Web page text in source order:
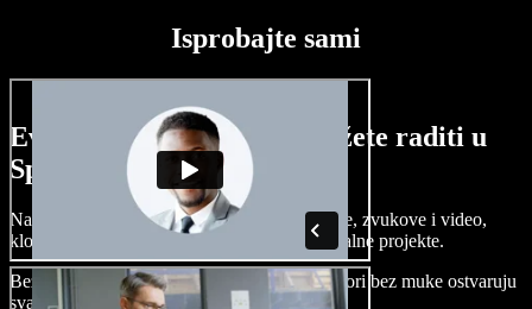
Isprobajte sami
Evo malog pregleda što možete raditi u
Speechify Studiju.
Napravite voice overe, dodajte besplatne slike, zvukove i video,
klonirajte svoj glas i složite sjajne audio-vizualne projekte.
Bez učenja i sve dostupno u pregledniku, autori bez muke ostvaruju
svaku kreativnu ideju.